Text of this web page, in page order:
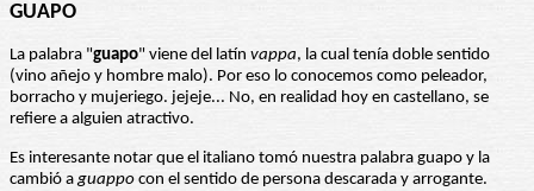
GUAPO
La palabra "guapo" viene del latín vappa, la cual tenía doble sentido
(vino añejo y hombre malo). Por eso lo conocemos como peleador,
borracho y mujeriego. jejeje... No, en realidad hoy en castellano, se
refiere a alguien atractivo.
Es interesante notar que el italiano tomó nuestra palabra guapo y la
cambió aguappo con el sentido de persona descarada y arrogante.